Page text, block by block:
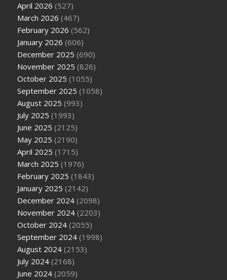
April 2026 (527)
March 2026 (467)
February 2026 (562)
January 2026 (606)
December 2025 (690)
November 2025 (826)
October 2025 (1055)
September 2025 (1058)
August 2025 (993)
July 2025 (1993)
June 2025 (2125)
May 2025 (2190)
April 2025 (1715)
March 2025 (1976)
February 2025 (1843)
January 2025 (2142)
December 2024 (2098)
November 2024 (2203)
October 2024 (2055)
September 2024 (1998)
August 2024 (2153)
July 2024 (2168)
June 2024 (2059)